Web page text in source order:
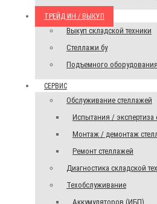
ТРЕЙД ИН / ВЫКУП
Выкуп складской техники
Стеллажи бу
Подъемного оборудования
СЕРВИС
Обслуживание стеллажей
Испытания / экспертиза
Монтаж / демонтаж
Ремонт стеллажей
Диагностика складской
Техобслуживание
Аккумуляторов (ИБП)